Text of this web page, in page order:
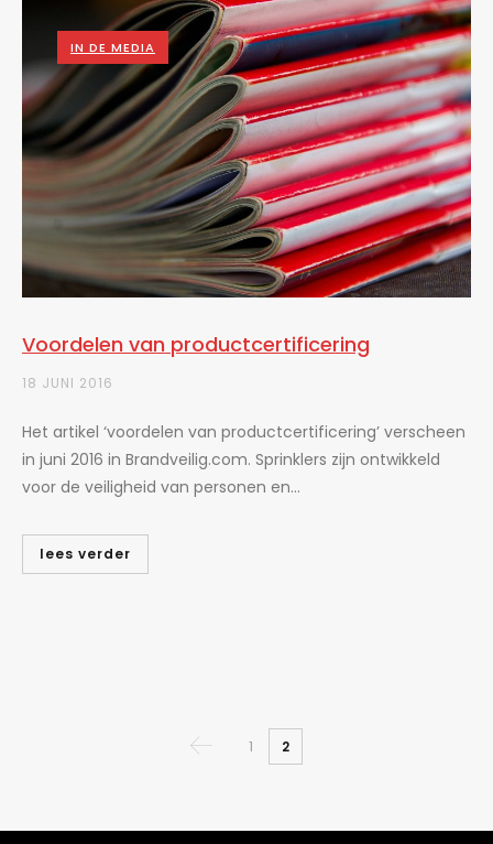
IN DE MEDIA
Voordelen van productcertificering
18 JUNI 2016
Het artikel ‘voordelen van productcertificering’ verscheen
in juni 2016 in Brandveilig.com. Sprinklers zijn ontwikkeld
voor de veiligheid van personen en...
lees verder
1 2